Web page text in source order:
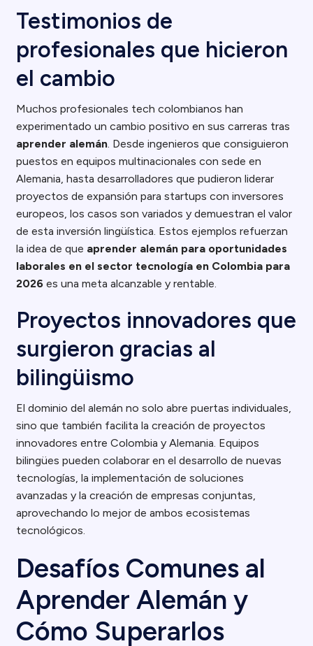
Testimonios de
profesionales que hicieron
el cambio
Muchos profesionales tech colombianos han
experimentado un cambio positivo en sus carreras tras
aprender alemán. Desde ingenieros que consiguieron
puestos en equipos multinacionales con sede en
Alemania, hasta desarrolladores que pudieron liderar
proyectos de expansión para startups con inversores
europeos, los casos son variados y demuestran el valor
de esta inversión lingüística. Estos ejemplos refuerzan
la idea de que aprender alemán para oportunidades
laborales en el sector tecnología en Colombia para
2026 es una meta alcanzable y rentable.
Proyectos innovadores que
surgieron gracias al
bilingüismo
El dominio del alemán no solo abre puertas individuales,
sino que también facilita la creación de proyectos
innovadores entre Colombia y Alemania. Equipos
bilingües pueden colaborar en el desarrollo de nuevas
tecnologías, la implementación de soluciones
avanzadas y la creación de empresas conjuntas,
aprovechando lo mejor de ambos ecosistemas
tecnológicos.
Desafíos Comunes al
Aprender Alemán y
Cómo Superarlos